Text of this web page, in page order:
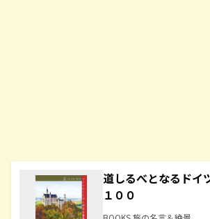
道しるべとなるドイ
１００